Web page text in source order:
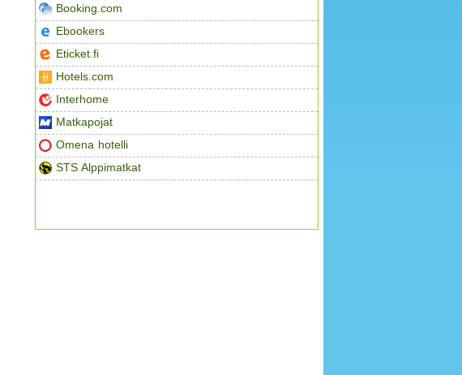
Booking.com
Ebookers
Eticket.fi
Hotels.com
Interhome
Matkapojat
Omena hotelli
STS Alppimatkat